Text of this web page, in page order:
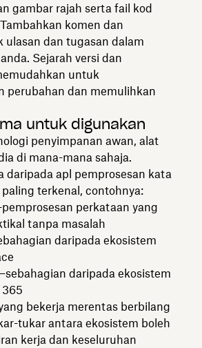
gambar rajah serta fail kod
komen dan
ulasan dan tugasan dalam
Sejarah versi dan
untuk
perubahan dan memulihkan
untuk digunakan
penyimpanan awan, alat
di mana-mana sahaja.
daripada apl pemprosesan kata
terkenal, contohnya:
perkataan yang
tanpa masalah
daripada ekosistem
daripada ekosistem
bekerja merentas berbilang
tukar antara ekosistem boleh
kerja dan keseluruhan